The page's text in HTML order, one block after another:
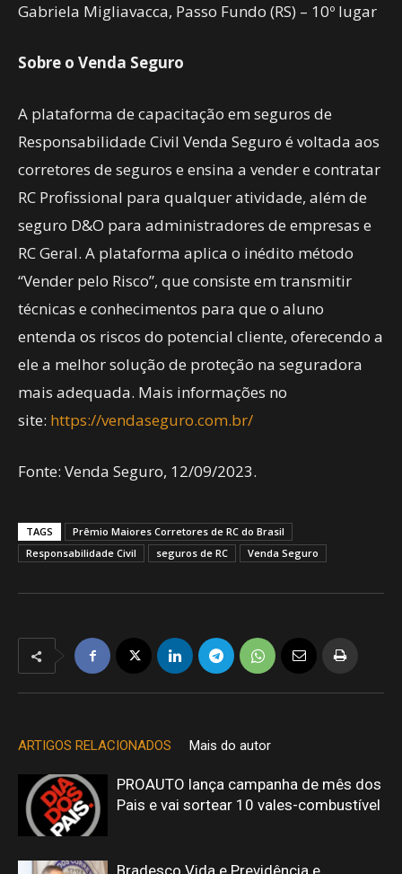
Gabriela Migliavacca, Passo Fundo (RS) – 10º lugar
Sobre o Venda Seguro
A plataforma de capacitação em seguros de
Responsabilidade Civil Venda Seguro é voltada aos
corretores de seguros e ensina a vender e contratar
RC Profissional para qualquer atividade, além de
seguro D&O para administradores de empresas e
RC Geral. A plataforma aplica o inédito método
“Vender pelo Risco”, que consiste em transmitir
técnicas e conhecimentos para que o aluno
entenda os riscos do potencial cliente, oferecendo a
ele a melhor solução de proteção na seguradora
mais adequada. Mais informações no
site: https://vendaseguro.com.br/
Fonte: Venda Seguro, 12/09/2023.
TAGS
Prêmio Maiores Corretores de RC do Brasil
Responsabilidade Civil
seguros de RC Venda Seguro
ARTIGOS RELACIONADOS Mais do autor
PROAUTO lança campanha de mês dos
Pais e vai sortear 10 vales-combustível
Bradesco Vida e Previdência e